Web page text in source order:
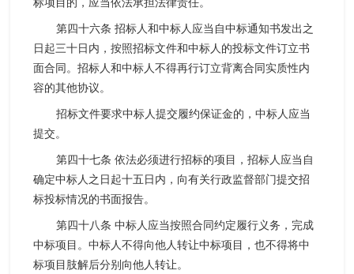
第四十六条 招标人和中标人应当自中标通知书发出之
日起三十日内，按照招标文件和中标人的投标文件订立书
面合同。招标人和中标人不得再行订立背离合同实质性内
容的其他协议。
招标文件要求中标人提交履约保证金的，中标人应当
提交。
第四十七条 依法必须进行招标的项目，招标人应当自
确定中标人之日起十五日内，向有关行政监督部门提交招
标投标情况的书面报告。
第四十八条 中标人应当按照合同约定履行义务，完成
中标项目。中标人不得向他人转让中标项目，也不得将中
标项目肢解后分别向他人转让。